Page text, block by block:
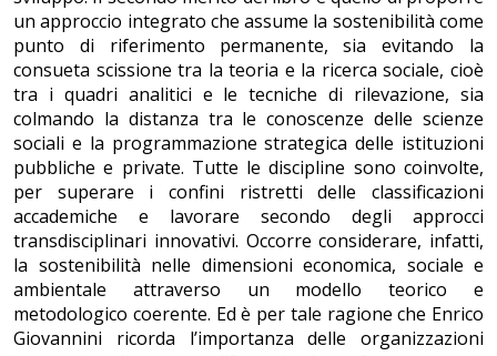
un approccio integrato che assume la sostenibilità come
punto di riferimento permanente, sia evitando la
consueta scissione tra la teoria e la ricerca sociale, cioè
tra i quadri analitici e le tecniche di rilevazione, sia
colmando la distanza tra le conoscenze delle scienze
sociali e la programmazione strategica delle istituzioni
pubbliche e private. Tutte le discipline sono coinvolte,
per superare i confini ristretti delle classificazioni
accademiche e lavorare secondo degli approcci
transdisciplinari innovativi. Occorre considerare, infatti,
la sostenibilità nelle dimensioni economica, sociale e
ambientale attraverso un modello teorico e
metodologico coerente. Ed è per tale ragione che Enrico
Giovannini ricorda l’importanza delle organizzazioni